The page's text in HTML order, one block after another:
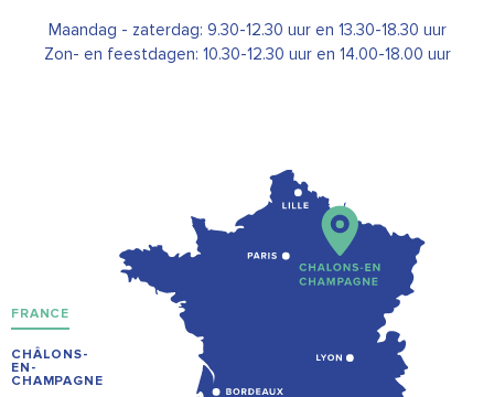
Maandag - zaterdag: 9.30-12.30 uur en 13.30-18.30 uur
Zon- en feestdagen: 10.30-12.30 uur en 14.00-18.00 uur
FRANCE
CHÂLONS-
EN-
CHAMPAGNE